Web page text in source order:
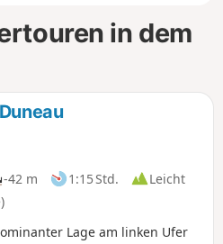
in dem
-42 m 1:15 Std.
Leicht
Lage am linken Ufer